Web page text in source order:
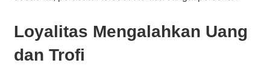
Loyalitas Mengalahkan Uang
dan Trofi